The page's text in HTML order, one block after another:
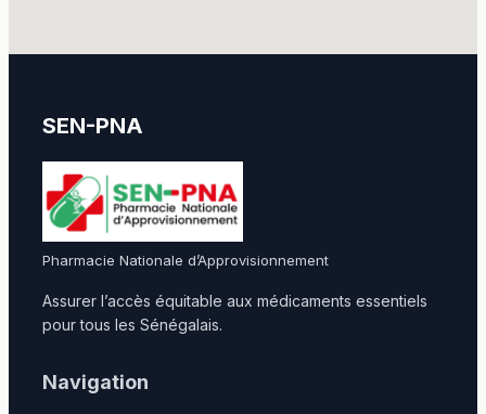
SEN-PNA
Pharmacie Nationale d’Approvisionnement
Assurer l’accès équitable aux médicaments essentiels
pour tous les Sénégalais.
Navigation